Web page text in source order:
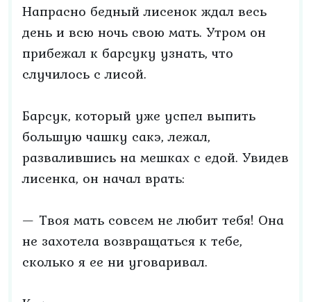
Напрасно бедный лисенок ждал весь
день и всю ночь свою мать. Утром он
прибежал к барсуку узнать, что
случилось с лисой.
Барсук, который уже успел выпить
большую чашку сакэ, лежал,
развалившись на мешках с едой. Увидев
лисенка, он начал врать:
— Твоя мать совсем не любит тебя! Она
не захотела возвращаться к тебе,
сколько я ее ни уговаривал.